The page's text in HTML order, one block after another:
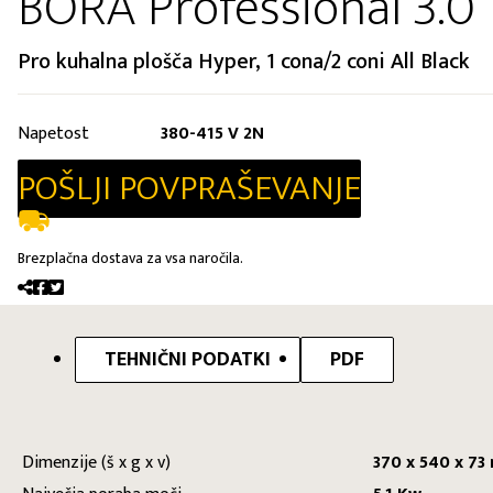
Pro kuhalna plošča Hyper, 1 cona/2 coni All Black
Napetost 380-415 V 2N
POŠLJI POVPRAŠEVANJE
Brezplačna dostava za vsa naročila.
TEHNIČNI PODATKI PDF
Dimenzije (š x g x v)
370 x 540 x 73